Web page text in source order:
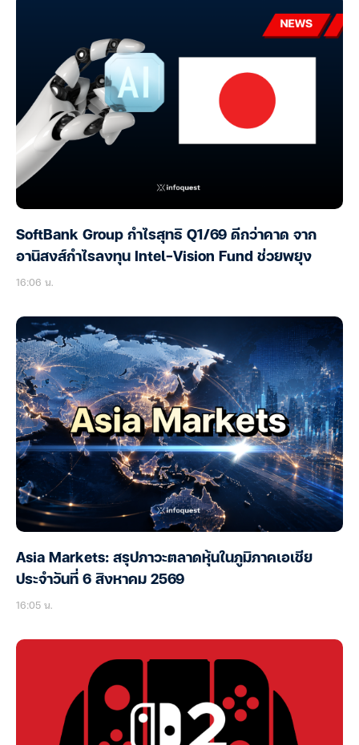
SoftBank Group กำไรสุทธิ Q1/69 ดีกว่าคาด จาก
อานิสงส์กำไรลงทุน Intel-Vision Fund ช่วยพยุง
16:06 น.
Asia Markets: สรุปภาวะตลาดหุ้นในภูมิภาคเอเชีย
ประจำวันที่ 6 สิงหาคม 2569
16:05 น.